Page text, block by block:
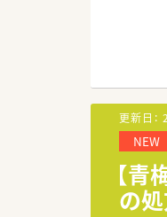
更新日：
NEW
【
の